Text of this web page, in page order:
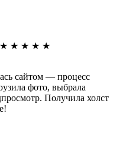
★ ★ ★ ★ ★
сайтом — процесс
фото, выбрала
Получила холст